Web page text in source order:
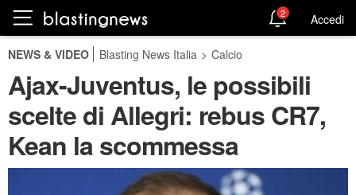
2 Accedi
NEWS & VIDEO Blasting News Italia > Calcio
Ajax-Juventus, le possibili
scelte di Allegri: rebus CR7,
Kean la scommessa